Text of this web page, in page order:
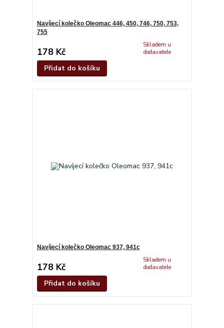
Navíjecí kolečko Oleomac 446, 450, 746, 750, 753,
755
178 Kč
Skladem u
dodavatele
Přidat do košíku
Navíjecí kolečko Oleomac 937, 941c
178 Kč
Skladem u
dodavatele
Přidat do košíku